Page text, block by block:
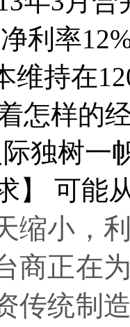
小，利
商正在
传统制